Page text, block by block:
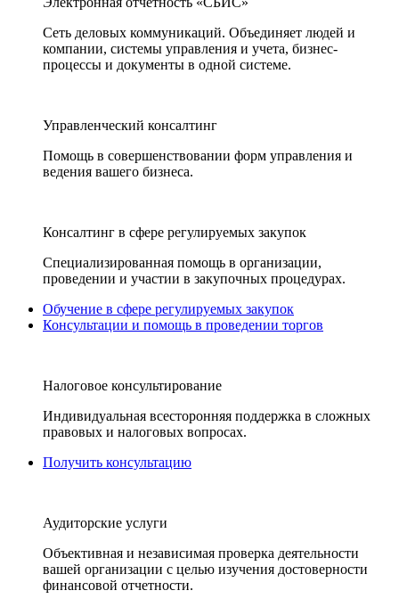
Сеть деловых коммуникаций. Объединяет людей и
компании, системы управления и учета, бизнес-
процессы и документы в одной системе.
Управленческий консалтинг
Помощь в совершенствовании форм управления и
ведения вашего бизнеса.
Консалтинг в сфере регулируемых закупок
Специализированная помощь в организации,
проведении и участии в закупочных процедурах.
Обучение в сфере регулируемых закупок
Консультации и помощь в проведении торгов
Налоговое консультирование
Индивидуальная всесторонняя поддержка в сложных
правовых и налоговых вопросах.
Получить консультацию
Аудиторские услуги
Объективная и независимая проверка деятельности
вашей организации с целью изучения достоверности
финансовой отчетности.